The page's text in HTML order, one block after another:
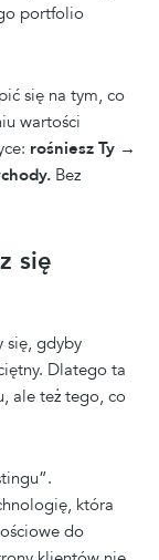
portfolio
się na tym, co
wartości
rośniesz Ty →
Bez
się
się, gdyby
Dlatego ta
ale też tego, co
która
do